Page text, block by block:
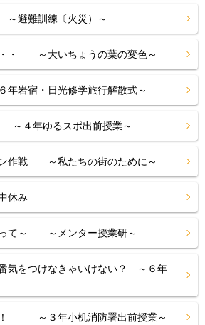
難訓練〔火災）～
・ ～大いちょうの葉の変色～
岩宿・日光修学旅行解散式～
４年ゆるスポ出前授業～
作戦 ～私たちの街のために～
休み
って～ ～メンター授業研～
気をつけなきゃいけない？ ～６年
～３年小机消防署出前授業～